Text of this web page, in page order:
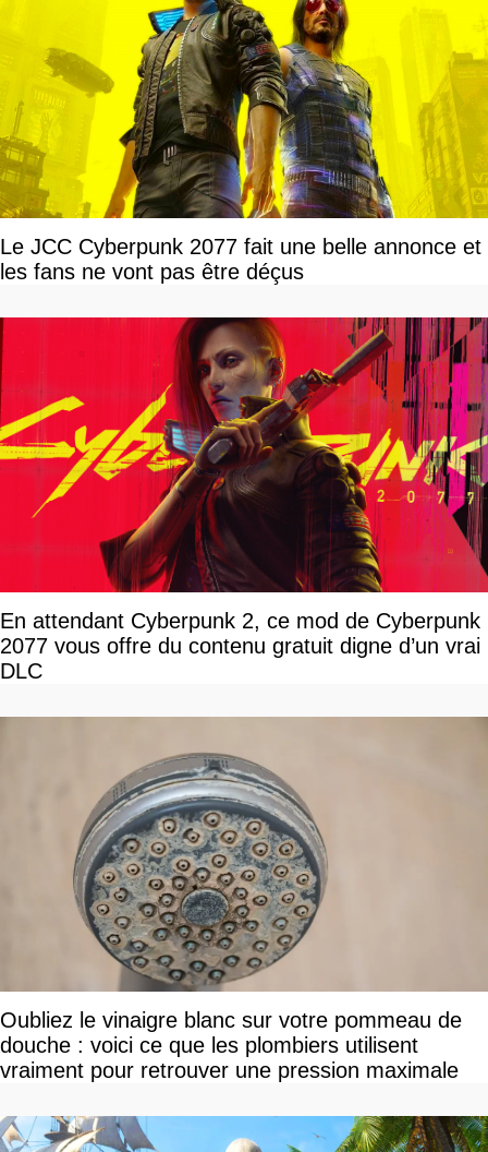
Le JCC Cyberpunk 2077 fait une belle annonce et
les fans ne vont pas être déçus
En attendant Cyberpunk 2, ce mod de Cyberpunk
2077 vous offre du contenu gratuit digne d’un vrai
DLC
Oubliez le vinaigre blanc sur votre pommeau de
douche : voici ce que les plombiers utilisent
vraiment pour retrouver une pression maximale